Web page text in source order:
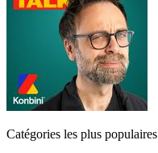
Catégories les plus populaires